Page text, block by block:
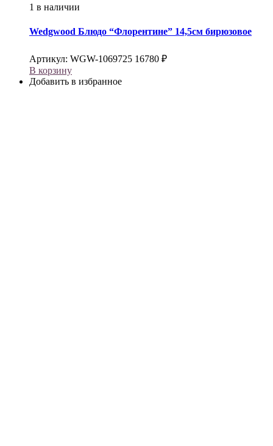
1 в наличии
Wedgwood Блюдо “Флорентине” 14,5см бирюзовое
Артикул: WGW-1069725 16780 ₽
В корзину
Добавить в избранное